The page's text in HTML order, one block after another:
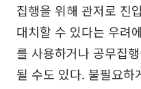
집행을 위해 관저로 진
대치할 수 있다는 우려
를 사용하거나 공무집
될 수도 있다. 불필요